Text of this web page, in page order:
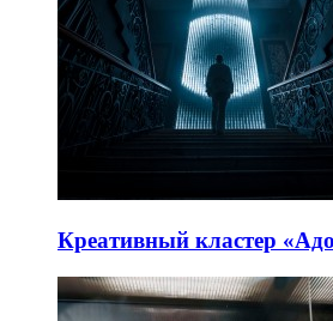
Креативный кластер